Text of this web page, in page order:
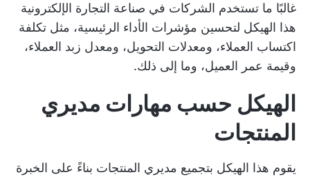
غالبًا ما تستخدم الشركات في صناعة التجارة الإلكترونية
هذا الهيكل لتحسين مؤشرات الأداء الرئيسية، مثل تكلفة
اكتساب العملاء، ومعدلات التحويل، ومعدل زبد العملاء،
وقيمة عمر العميل، وما إلى ذلك.
الهيكل حسب مهارات مديري
المنتجات
يقوم هذا الهيكل بتجميع مديري المنتجات بناءً على الخبرة